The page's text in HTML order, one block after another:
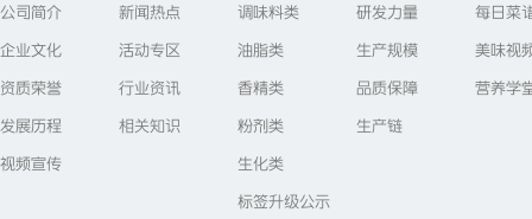
公司简介
企业文化
资质荣誉
发展历程
视频宣传
新闻热点
活动专区
行业资讯
相关知识
调味料类
油脂类
香精类
粉剂类
生化类
标签升级公示
研发力量
生产规模
品质保障
生产链
每日菜
美味视
营养学